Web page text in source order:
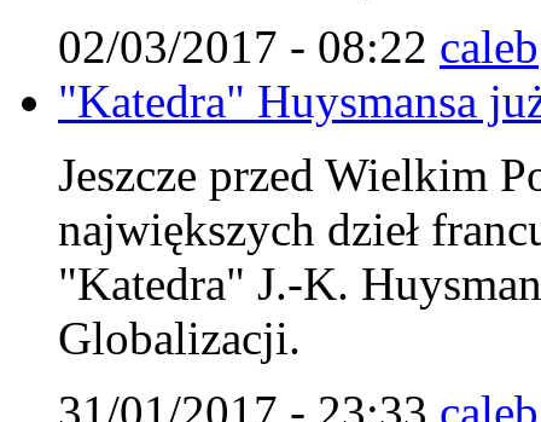
02/03/2017 - 08:22 caleb
"Katedra" Huysmansa
Jeszcze przed Wielkim
największych dzieł
"Katedra" J.-K.
Globalizacji.
31/01/2017 - 23:33 caleb